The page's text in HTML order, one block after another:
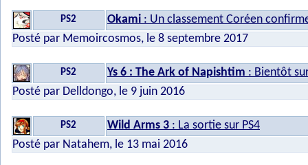
PS2 Okami : Un classement Coréen
Posté par Memoircosmos, le 8 septembre 2017
PS2 Ys 6 : The Ark of Napishtim : Bientôt
Posté par Delldongo, le 9 juin 2016
PS2 Wild Arms 3 : La sortie sur PS4
Posté par Natahem, le 13 mai 2016